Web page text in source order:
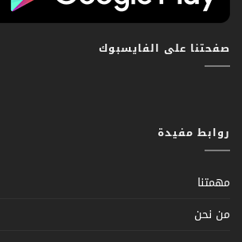
صفحتنا على الفايسبوك
روابط مفيدة
مهمتنا
من نحن